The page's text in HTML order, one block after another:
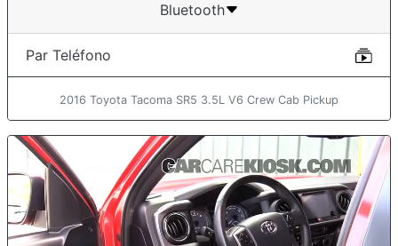
Bluetooth
Par Teléfono
2016 Toyota Tacoma SR5 3.5L V6 Crew Cab Pickup